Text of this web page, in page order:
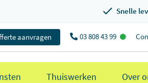
Snelle
aanvragen 03 808 43 99
Thuiswerken Over